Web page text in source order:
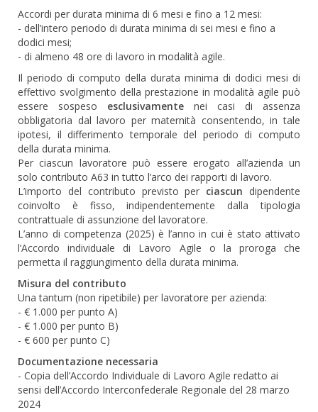
Accordi per durata minima di 6 mesi e fino a 12 mesi:
- dell’intero periodo di durata minima di sei mesi e fino a
dodici mesi;
- di almeno 48 ore di lavoro in modalità agile.
Il periodo di computo della durata minima di dodici mesi di
effettivo svolgimento della prestazione in modalità agile può
essere sospeso esclusivamente nei casi di assenza
obbligatoria dal lavoro per maternità consentendo, in tale
ipotesi, il differimento temporale del periodo di computo
della durata minima.
Per ciascun lavoratore può essere erogato all’azienda un
solo contributo A63 in tutto l’arco dei rapporti di lavoro.
L’importo del contributo previsto per ciascun dipendente
coinvolto è fisso, indipendentemente dalla tipologia
contrattuale di assunzione del lavoratore.
L’anno di competenza (2025) è l’anno in cui è stato attivato
l’Accordo individuale di Lavoro Agile o la proroga che
permetta il raggiungimento della durata minima.
Misura del contributo
Una tantum (non ripetibile) per lavoratore per azienda:
- € 1.000 per punto A)
- € 1.000 per punto B)
- € 600 per punto C)
Documentazione necessaria
- Copia dell’Accordo Individuale di Lavoro Agile redatto ai
sensi dell’Accordo Interconfederale Regionale del 28 marzo
2024